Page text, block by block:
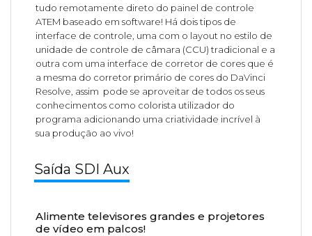
tudo remotamente direto do painel de controle
ATEM baseado em software! Há dois tipos de
interface de controle, uma com o layout no estilo de
unidade de controle de câmara (CCU) tradicional e a
outra com uma interface de corretor de cores que é
a mesma do corretor primário de cores do DaVinci
Resolve, assim pode se aproveitar de todos os seus
conhecimentos como colorista utilizador do
programa adicionando uma criatividade incrível à
sua produção ao vivo!
Saída SDI Aux
Alimente televisores grandes e projetores
de vídeo em palcos!